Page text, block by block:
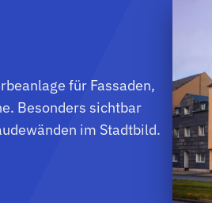
für Fassaden,
Besonders sichtbar
im Stadtbild.